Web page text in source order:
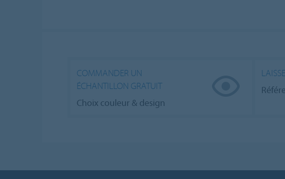
COMMANDER UN
ÉCHANTILLON GRATUIT
Choix couleur & design